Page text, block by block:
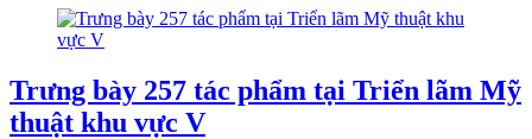
Trưng bày 257 tác phẩm tại Triển lãm Mỹ
thuật khu vực V